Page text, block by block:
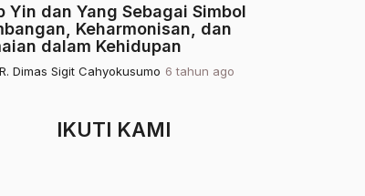
Yin dan Yang Sebagai Simbol
Keharmonisan, dan
dalam Kehidupan
R. Dimas Sigit Cahyokusumo 6 tahun ago
IKUTI KAMI